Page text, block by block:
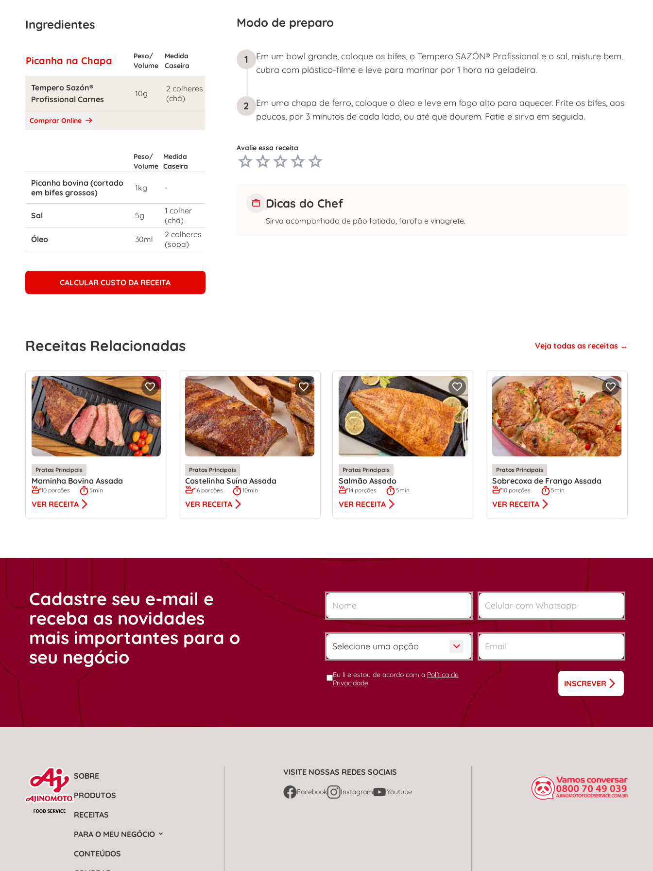
Ingredientes
Picanha na Chapa
Peso/
Volume
Medida
Caseira
Tempero Sazón®
Profissional Carnes
10g
2 colheres
(chá)
Comprar Online
Peso/
Volume
Medida
Caseira
Picanha bovina (cortado
em bifes grossos)
1kg -
Sal 5g
1 colher
(chá)
Óleo
30ml
2 colheres
(sopa)
CALCULAR CUSTO DA RECEITA
Modo de preparo
1
Em um bowl grande, coloque os bifes, o Tempero SAZÓN® Profissional e o sal, misture bem,
cubra com plástico-filme e leve para marinar por 1 hora na geladeira.
2
Em uma chapa de ferro, coloque o óleo e leve em fogo alto para aquecer. Frite os bifes, aos
poucos, por 3 minutos de cada lado, ou até que dourem. Fatie e sirva em seguida.
Avalie essa receita
Dicas do Chef
Sirva acompanhado de pão fatiado, farofa e vinagrete.
Receitas Relacionadas Veja todas as receitas
Pratos Principais
Maminha Bovina Assada
10 porções 5min
VER RECEITA
Pratos Principais
Costelinha Suína Assada
16 porções 10min
VER RECEITA
Pratos Principais
Salmão Assado
14 porções 5min
VER RECEITA
Pratos Principais
Sobrecoxa de Frango Assada
10 porções. 5min
VER RECEITA
Cadastre seu e-mail e
receba as novidades
mais importantes para o
seu negócio
Eu li e estou de acordo com a Política de
Privacidade
INSCREVER
SOBRE
PRODUTOS
RECEITAS
PARA O MEU NEGÓCIO
CONTEÚDOS
VISITE NOSSAS REDES SOCIAIS
Facebook Instagram Youtube